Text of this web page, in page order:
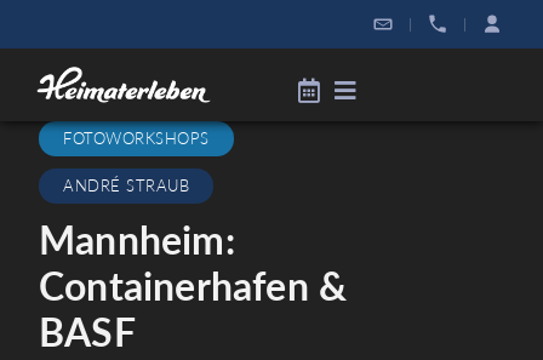
| |
FOTOWORKSHOPS
ANDRÉ STRAUB
Mannheim:
Containerhafen &
BASF